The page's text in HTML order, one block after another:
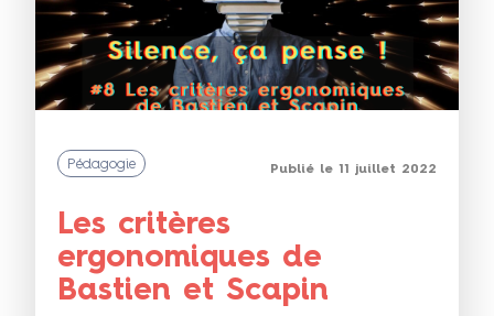
Pédagogie Publié le 11 juillet 2022
Les critères
ergonomiques de
Bastien et Scapin